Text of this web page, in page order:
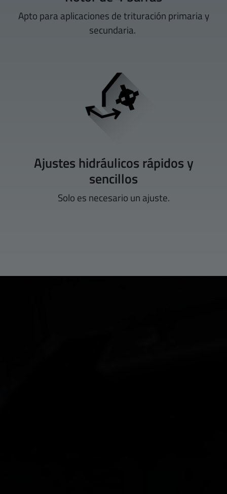
Apto para aplicaciones de trituración primaria y
secundaria.
Ajustes hidráulicos rápidos y
sencillos
Solo es necesario un ajuste.